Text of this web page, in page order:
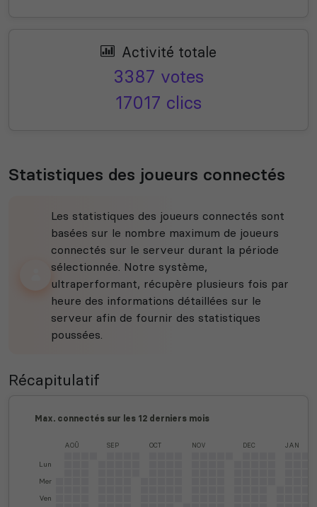
Activité totale
3387 votes
17017 clics
Statistiques des joueurs connectés
Les statistiques des joueurs connectés sont
basées sur le nombre maximum de joueurs
connectés sur le serveur durant la période
sélectionnée. Notre système,
ultraperformant, récupère plusieurs fois par
heure des informations détaillées sur le
serveur afin de fournir des statistiques
poussées.
Récapitulatif
Max. connectés sur les 12 derniers mois
Lun
Mer
Ven
AOÛ SEP OCT NOV DEC JAN